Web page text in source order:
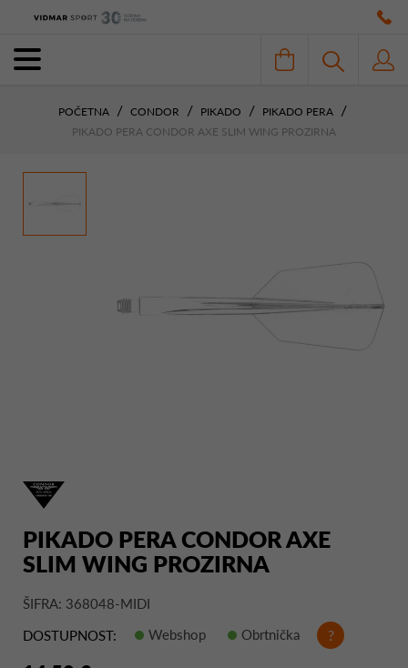
POČETNA CONDOR PIKADO
PIKADO PERA
PIKADO PERA CONDOR AXE SLIM WING PROZIRNA
PIKADO PERA CONDOR AXE
SLIM WING PROZIRNA
ŠIFRA: 368048-MIDI
DOSTUPNOST:
Webshop Obrtnička ?